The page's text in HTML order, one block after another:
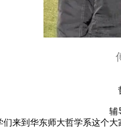
辅
们来到华东师大哲学系这个